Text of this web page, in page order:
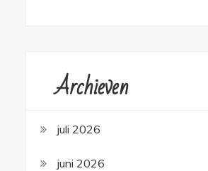
Archieven
juli 2026
juni 2026